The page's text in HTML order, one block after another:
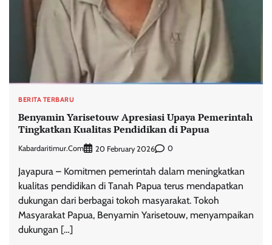
BERITA TERBARU
Benyamin Yarisetouw Apresiasi Upaya Pemerintah
Tingkatkan Kualitas Pendidikan di Papua
Kabardaritimur.com 20 February 2026 0
Jayapura – Komitmen pemerintah dalam meningkatkan
kualitas pendidikan di Tanah Papua terus mendapatkan
dukungan dari berbagai tokoh masyarakat. Tokoh
Masyarakat Papua, Benyamin Yarisetouw, menyampaikan
dukungan […]